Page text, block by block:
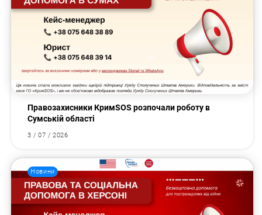
Правозахисники КримSOS розпочали роботу в
Сумській області
3 / 07 / 2026
Новини